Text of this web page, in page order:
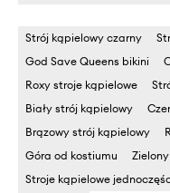
Strój kąpielowy czarny
God Save Queens bikini
Roxy stroje kąpielowe
Biały strój kąpielowy
Brązowy strój kąpielowy
Góra od kostiumu
Stroje kąpielowe